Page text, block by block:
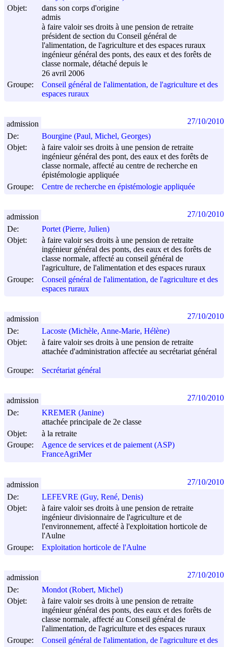
Objet:
dans son corps d'origine
admis
à faire valoir ses droits à une pension de retraite
président de section du Conseil général de
l'alimentation, de l'agriculture et des espaces ruraux
ingénieur général des ponts, des eaux et des forêts de
classe normale, détaché depuis le
26 avril 2006
Groupe:
Conseil général de l'alimentation, de l'agriculture et des
espaces ruraux
De:
Bourgine (Paul, Michel, Georges)
Objet:
à faire valoir ses droits à une pension de retraite
ingénieur général des pont, des eaux et des forêts de
classe normale, affecté au centre de recherche en
épistémologie appliquée
Groupe:
Centre de recherche en épistémologie appliquée
admission 27/10/2010
De:
Portet (Pierre, Julien)
Objet:
à faire valoir ses droits à une pension de retraite
ingénieur général des ponts, des eaux et des forêts de
classe normale, affecté au conseil général de
l'agriculture, de l'alimentation et des espaces ruraux
Groupe:
Conseil général de l'alimentation, de l'agriculture et des
espaces ruraux
admission 27/10/2010
De:
Lacoste (Michèle, Anne-Marie, Hélène)
Objet:
à faire valoir ses droits à une pension de retraite
attachée d'administration affectée au secrétariat général
Groupe: Secrétariat général
admission 27/10/2010
De:
KREMER (Janine)
attachée principale de 2e classe
Objet:
à la retraite
Groupe:
Agence de services et de paiement (ASP)
FranceAgriMer
admission 27/10/2010
De:
LEFEVRE (Guy, René, Denis)
Objet:
à faire valoir ses droits à une pension de retraite
ingénieur divisionnaire de l'agriculture et de
l'environnement, affecté à l'exploitation horticole de
l'Aulne
Groupe:
Exploitation horticole de l'Aulne
admission 27/10/2010
De:
Mondot (Robert, Michel)
Objet:
à faire valoir ses droits à une pension de retraite
ingénieur général des ponts, des eaux et des forêts de
classe normale, affecté au Conseil général de
l'alimentation, de l'agriculture et des espaces ruraux
Groupe:
Conseil général de l'alimentation, de l'agriculture et des
admission 27/10/2010